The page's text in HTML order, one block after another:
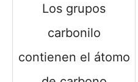
Los grupos
carbonilo
contienen el átomo